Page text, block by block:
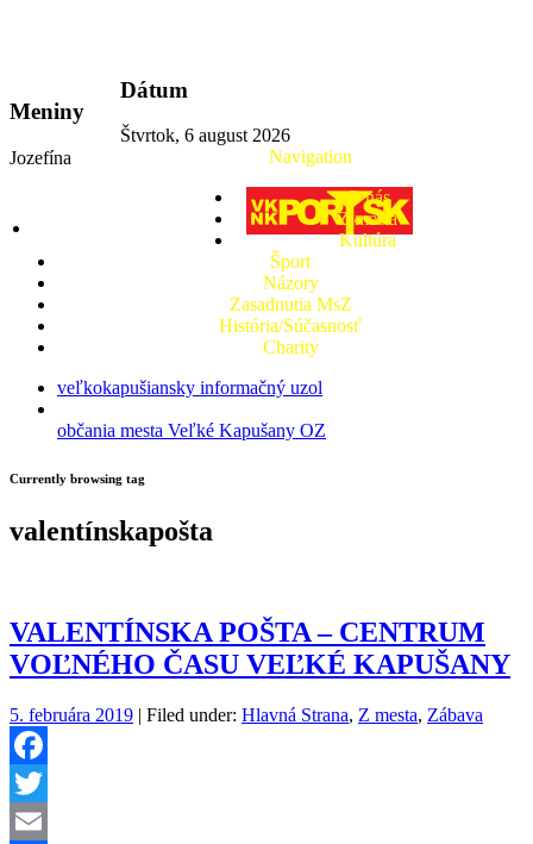
Meniny
Jozefína
Dátum
Štvrtok, 6 august 2026
Navigation
O nás
Z mesta
Kultúra
Šport
Názory
Zasadnutia MsZ
História/Súčasnosť
Charity
veľkokapušiansky informačný uzol
občania mesta Veľké Kapušany OZ
Currently browsing tag
valentínskapošta
VALENTÍNSKA POŠTA – CENTRUM
VOĽNÉHO ČASU VEĽKÉ KAPUŠANY
5. februára 2019 | Filed under: Hlavná Strana, Z mesta, Zábava
Facebook
Twitter